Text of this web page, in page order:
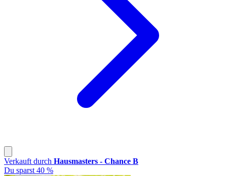
Verkauft durch Hausmasters - Chance B
Du sparst 40 %